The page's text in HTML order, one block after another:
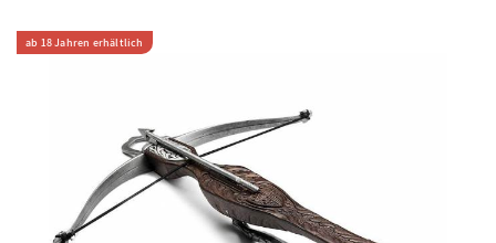
ab 18 Jahren erhältlich